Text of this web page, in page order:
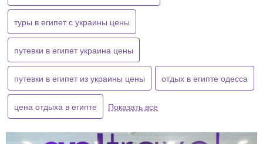
туры в египет с украины цены
путевки в египет украина цены
путевки в египет из украины цены отдых в египте одесса
цена отдыха в египте Показать все